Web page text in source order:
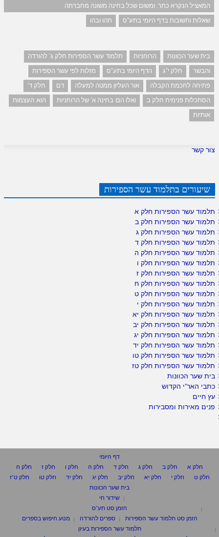
המאציל הנקרא כתר. ומשום שכל בחינה משונה מחברתה
שאלות ותשובות בדף היומי בתע"ס
תהו ובהו
בית שער הכוונות הרוחניות
תלמוד עשר הספירות חלק ג' להורדה
והבשר
חלק י"ג הדף היומי בתע"ס
מזלות לפי עשר הספירות
פתיחה לחכמת הקבלה
אור העליון ממטה למעלה דם
חלק ד'
הסתכלות פנימית חלק ב
ואלו הם: בחינה א' של הרוחניות
הוא: העצמות
אותיות
צור קשר
שיעורים בתלמוד עשר הספירות
תלמוד עשר הספירות חלק א
תלמוד עשר הספירות חלק ב
תלמוד עשר הספירות חלק ג
תלמוד עשר הספירות חלק ד
תלמוד עשר הספירות חלק ה
תלמוד עשר הספירות חלק ו
תלמוד עשר הספירות חלק ז
תלמוד עשר הספירות חלק ח
תלמוד עשר הספירות חלק ט
תלמוד עשר הספירות חלק י
תלמוד עשר הספירות חלק יא
תלמוד עשר הספירות חלק יב
תלמוד עשר הספירות חלק יג
תלמוד עשר הספירות חלק יד
תלמוד עשר הספירות חלק טו
תלמוד עשר הספירות חלק טז
בית שער הכוונות
כתבי האר"י הקדוש
עץ חיים
פנים מאירות ומסבירות
דף היומי
חלק א
חלק ב חלק ג חלק ד חלק ה חלק ו חלק ז
חלק ח
חלק ט
חלק י חלק יא חלק יב חלק יג חלק יד חלק טו
חלק ט"ז
בית שער הכוונות
שידור חי
הזמן סט תע"ס
הזמן סט תלמוד עשר הספירות
ספרים להורדה
מנוע חיפוש בספרים
תלמוד עשר הספירות בעיון